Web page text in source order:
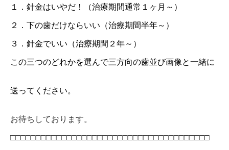
１．針金はいやだ！（治療期間通常１ヶ月～）
２．下の歯だけならいい（治療期間半年～）
３．針金でいい（治療期間２年～）
この三つのどれかを選んで三方向の歯並び画像と一緒に
送ってください。
お待ちしております。
□□□□□□□□□□□□□□□□□□□□□□□□□□□□□□□□□□□□□□□